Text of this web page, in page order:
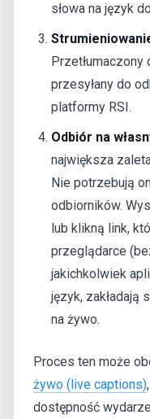
słowa na język
przesyłany do
platformy RSI.
Odbiór na
największa
Nie potrzebują
odbiorników.
lub klikną link,
przeglądarce
jakichkolwiek
język, zakładają
na żywo.
Proces ten może
żywo (live captions)
dostępność